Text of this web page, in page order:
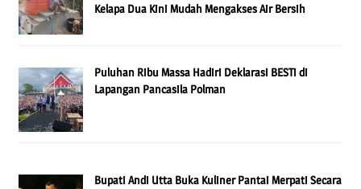
Kelapa Dua Kini Mudah Mengakses Air Bersih
Puluhan Ribu Massa Hadiri Deklarasi BESTi di
Lapangan Pancasila Polman
Bupati Andi Utta Buka Kuliner Pantai Merpati Secara